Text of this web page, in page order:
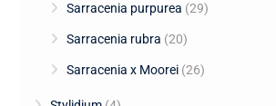
Sarracenia purpurea (29)
Sarracenia rubra (20)
Sarracenia x Moorei (26)